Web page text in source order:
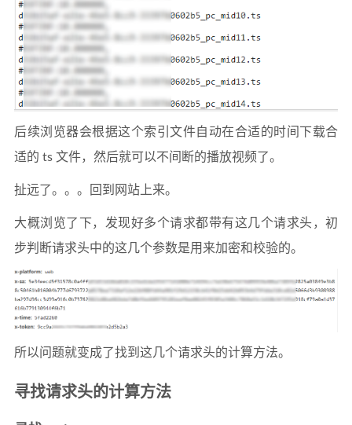
后续浏览器会根据这个索引文件自动在合适的时间下载合
适的 ts 文件，然后就可以不间断的播放视频了。
扯远了。。。回到网站上来。
大概浏览了下，发现好多个请求都带有这几个请求头，初
步判断请求头中的这几个参数是用来加密和校验的。
所以问题就变成了找到这几个请求头的计算方法。
寻找请求头的计算方法